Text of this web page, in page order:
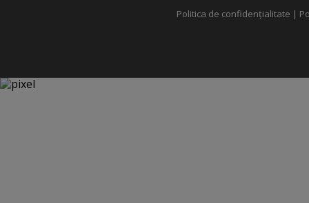
Politica de confidențialitate |